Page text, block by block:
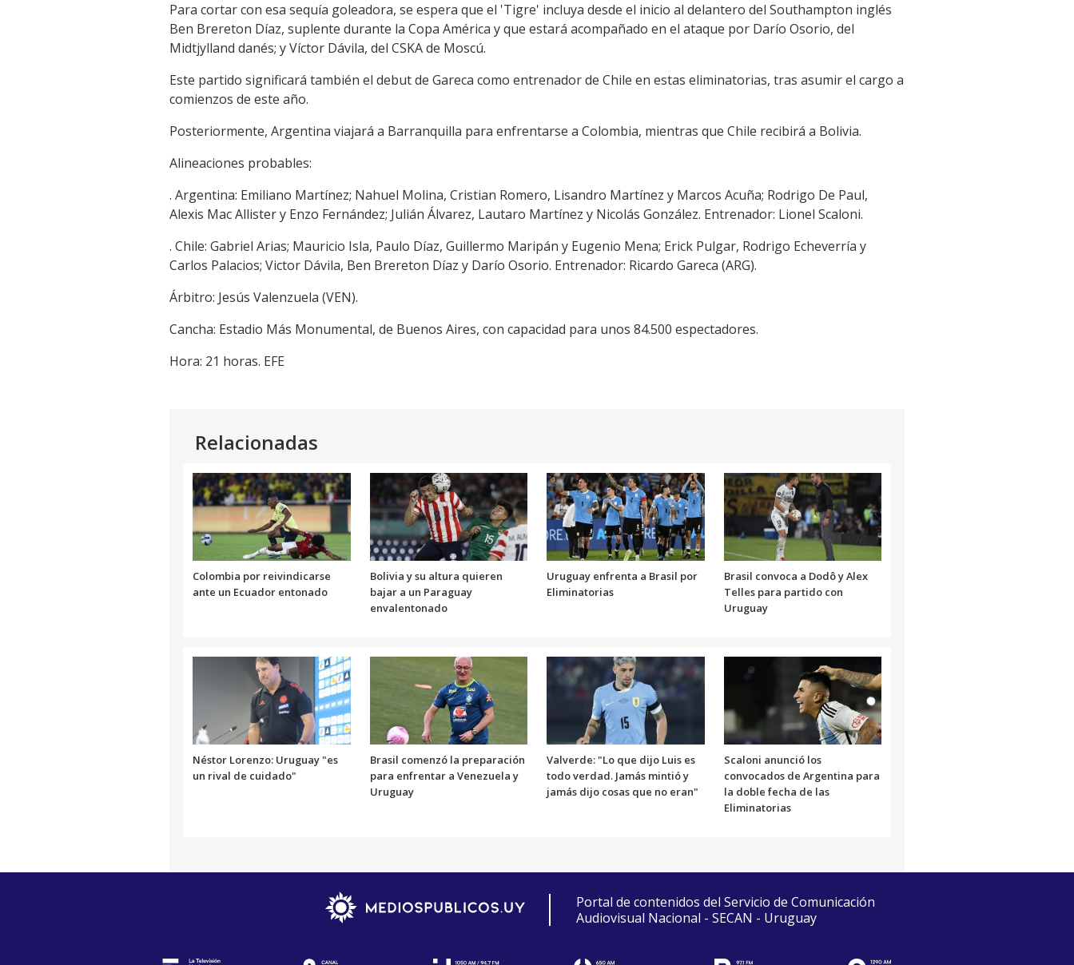
Para cortar con esa sequía goleadora, se espera que el 'Tigre' incluya desde el inicio al delantero del Southampton inglés
Ben Brereton Díaz, suplente durante la Copa América y que estará acompañado en el ataque por Darío Osorio, del
Midtjylland danés; y Víctor Dávila, del CSKA de Moscú.
Este partido significará también el debut de Gareca como entrenador de Chile en estas eliminatorias, tras asumir el cargo a
comienzos de este año.
Posteriormente, Argentina viajará a Barranquilla para enfrentarse a Colombia, mientras que Chile recibirá a Bolivia.
Alineaciones probables:
. Argentina: Emiliano Martínez; Nahuel Molina, Cristian Romero, Lisandro Martínez y Marcos Acuña; Rodrigo De Paul,
Alexis Mac Allister y Enzo Fernández; Julián Álvarez, Lautaro Martínez y Nicolás González. Entrenador: Lionel Scaloni.
. Chile: Gabriel Arias; Mauricio Isla, Paulo Díaz, Guillermo Maripán y Eugenio Mena; Erick Pulgar, Rodrigo Echeverría y
Carlos Palacios; Victor Dávila, Ben Brereton Díaz y Darío Osorio. Entrenador: Ricardo Gareca (ARG).
Árbitro: Jesús Valenzuela (VEN).
Cancha: Estadio Más Monumental, de Buenos Aires, con capacidad para unos 84.500 espectadores.
Hora: 21 horas. EFE
Relacionadas
Colombia por reivindicarse
ante un Ecuador entonado
Bolivia y su altura quieren
bajar a un Paraguay
envalentonado
Uruguay enfrenta a Brasil por
Eliminatorias
Brasil convoca a Dodô y Alex
Telles para partido con
Uruguay
Néstor Lorenzo: Uruguay "es
un rival de cuidado"
Brasil comenzó la preparación
para enfrentar a Venezuela y
Uruguay
Valverde: "Lo que dijo Luis es
todo verdad. Jamás mintió y
jamás dijo cosas que no eran"
Scaloni anunció los
convocados de Argentina para
la doble fecha de las
Eliminatorias
Portal de contenidos del Servicio de Comunicación
Audiovisual Nacional - SECAN - Uruguay